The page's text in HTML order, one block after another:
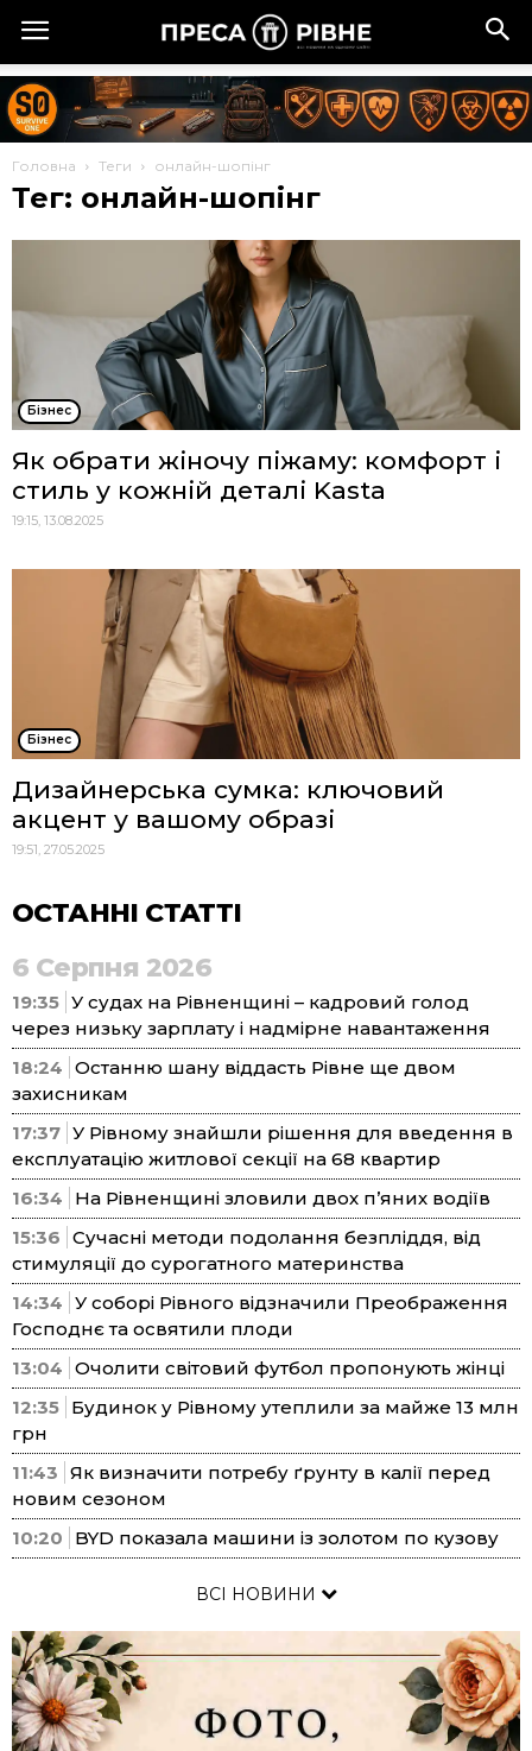
Головна Теги онлайн-шопінг
Тег: онлайн-шопінг
Бізнес
Як обрати жіночу піжаму: комфорт і
стиль у кожній деталі Kasta
19:15, 13.08.2025
Бізнес
Дизайнерська сумка: ключовий
акцент у вашому образі
19:51, 27.05.2025
ОСТАННІ СТАТТІ
6 Серпня 2026
19:35 У судах на Рівненщині – кадровий голод
через низьку зарплату і надмірне навантаження
18:24 Останню шану віддасть Рівне ще двом
захисникам
17:37 У Рівному знайшли рішення для введення в
експлуатацію житлової секції на 68 квартир
16:34
На Рівненщині зловили двох п’яних водіїв
15:36 Сучасні методи подолання безпліддя, від
стимуляції до сурогатного материнства
14:34 У соборі Рівного відзначили Преображення
Господнє та освятили плоди
13:04 Очолити світовий футбол пропонують жінці
12:35 Будинок у Рівному утеплили за майже 13 млн
грн
11:43 Як визначити потребу ґрунту в калії перед
новим сезоном
10:20
BYD показала машини із золотом по кузову
ВСІ НОВИНИ